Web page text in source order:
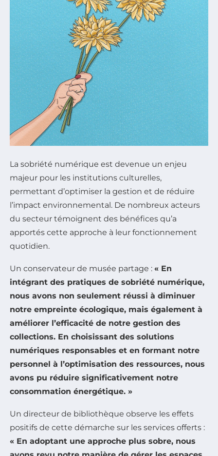
La sobriété numérique est devenue un enjeu
majeur pour les institutions culturelles,
permettant d’optimiser la gestion et de réduire
l’impact environnemental. De nombreux acteurs
du secteur témoignent des bénéfices qu’a
apportés cette approche à leur fonctionnement
quotidien.
Un conservateur de musée partage : « En
intégrant des pratiques de sobriété numérique,
nous avons non seulement réussi à diminuer
notre empreinte écologique, mais également à
améliorer l’efficacité de notre gestion des
collections. En choisissant des solutions
numériques responsables et en formant notre
personnel à l’optimisation des ressources, nous
avons pu réduire significativement notre
consommation énergétique. »
Un directeur de bibliothèque observe les effets
positifs de cette démarche sur les services offerts :
« En adoptant une approche plus sobre, nous